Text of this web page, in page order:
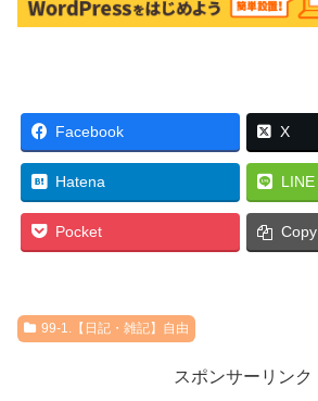
Facebook X
Hatena LINE
Pocket Copy
99-1.【日記・雑記】自由
スポンサーリンク